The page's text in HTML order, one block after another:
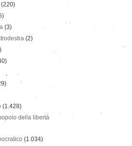
(220)
(3)
(2)
(1.428)
della libertà
(1.034)